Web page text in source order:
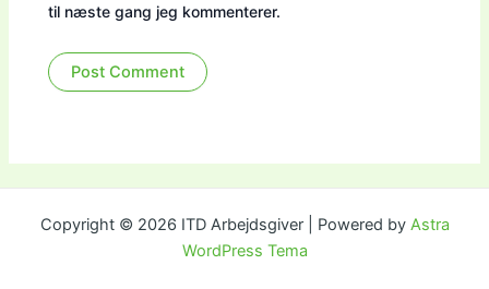
til næste gang jeg kommenterer.
Copyright © 2026 ITD Arbejdsgiver | Powered by Astra
WordPress Tema